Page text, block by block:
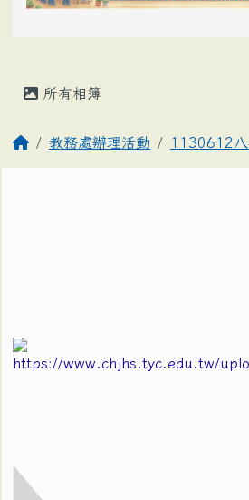
所有相簿
教務處辦理活動 1130612八